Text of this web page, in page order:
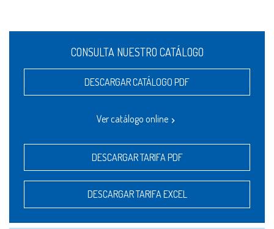
CONSULTA NUESTRO CATÁLOGO
DESCARGAR CATÁLOGO PDF
Ver catálogo online
DESCARGAR TARIFA PDF
DESCARGAR TARIFA EXCEL